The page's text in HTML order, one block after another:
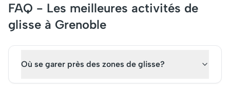
FAQ - Les meilleures activités de
glisse à Grenoble
Où se garer près des zones de glisse?